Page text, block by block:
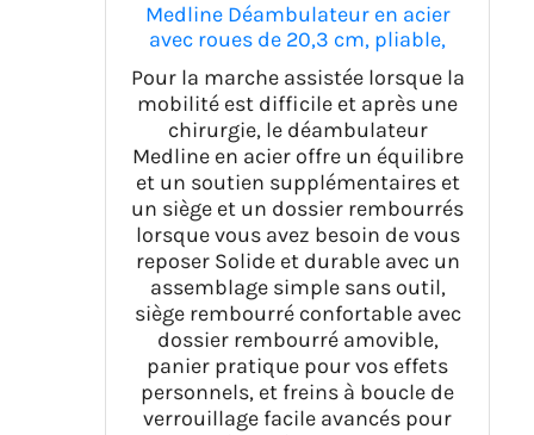
Medline Déambulateur en acier
avec roues de 20,3 cm, pliable,
bras réglables, supporte 136 kg,
rouge
Pour la marche assistée lorsque la
mobilité est difficile et après une
chirurgie, le déambulateur
Medline en acier offre un équilibre
et un soutien supplémentaires et
un siège et un dossier rembourrés
lorsque vous avez besoin de vous
reposer Solide et durable avec un
assemblage simple sans outil,
siège rembourré confortable avec
dossier rembourré amovible,
panier pratique pour vos effets
personnels, et freins à boucle de
verrouillage facile avancés pour